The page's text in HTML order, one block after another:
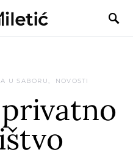
U SABORU NOVOSTI